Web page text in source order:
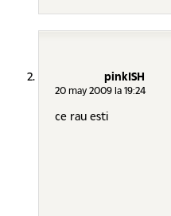
pinkISH
20 may 2009 la 19:24
ce rau esti